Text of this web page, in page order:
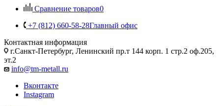
Сравнение товаров0
+7 (812) 660-58-28Главный офис
Контактная информация
г.Санкт-Петербург, Ленинский пр.т 144 корп. 1 стр.2 оф.205,
эт.2
info@tm-metall.ru
Вконтакте
Instagram